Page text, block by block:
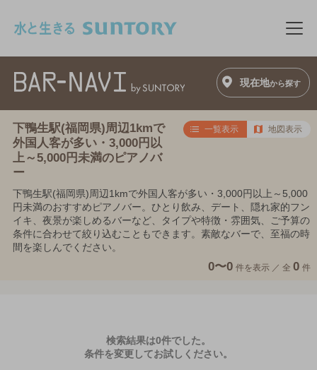
メ
現在地から探す
下鴨生駅(福岡県)周辺1kmで
外国人客が多い・3,000円以
上～5,000円未満のピアノバ
ー
一覧表示 地図表示
下鴨生駅(福岡県)周辺1kmで外国人客が多い・3,000円以上～5,000
円未満のおすすめピアノバー。ひとり飲み、デート、隠れ家的フン
イキ、夜景が楽しめるバーなど、タイプや特徴・雰囲気、ご予算の
条件に合わせて絞り込むこともできます。素敵なバーで、至福の時
間を楽しんでください。
0〜0 件を表示 ／ 全 0 件
検索結果は0件でした。
条件を変更してお試しください。